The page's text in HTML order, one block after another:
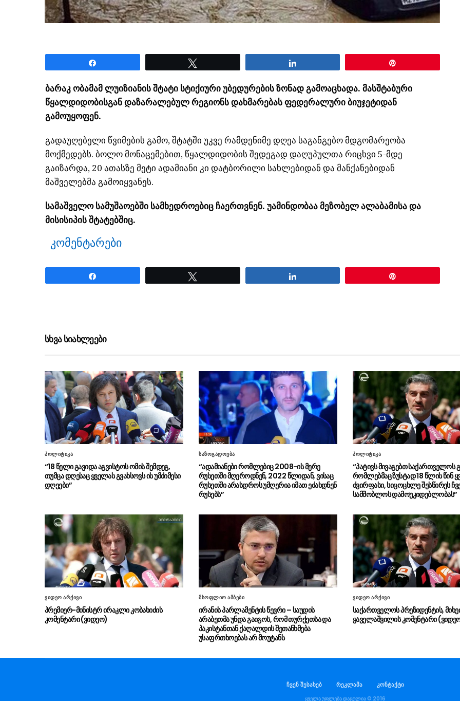
ბარაკ ობამამ ლუიზიანის შტატი სტიქიური უბედურების ზონად გამოაცხადა. მასშტაბური
წყალდიდობისგან დაზარალებულ რეგიონს დახმარებას ფედერალური ბიუჯეტიდან
გამოუყოფენ.
გადაუღებელი წვიმების გამო, შტატში უკვე რამდენიმე დღეა საგანგებო მდგომარეობა
მოქმედებს. ბოლო მონაცემებით, წყალდიდობის შედეგად დაღუპულთა რიცხვი 5-მდე
გაიზარდა, 20 ათასზე მეტი ადამიანი კი დატბორილი სახლებიდან და მანქანებიდან
მაშველებმა გამოიყვანეს.
სამაშველო სამუშაოებში სამხედროებიც ჩაერთვნენ. უამინდობაა მეზობელ ალაბამისა და
მისისიპის შტატებშიც.
კომენტარები
სხვა სიახლეები
პოლიტიკა
“18 წელი გავიდა აგვისტოს ომის შემდეგ,
თუმცა დღესაც ყველას გვახსოვს ის უმძიმესი
დღეები”
საზოგადოება
“ადამიანები რომლებიც 2008-ის მერე
რუსეთში მღეროდნენ, 2022 წლიდან, ვისაც
რუსეთში არასდროს უმღერია იმათ ეძახდნენ
რუსებს”
პოლიტიკა
“პატივს მივაგებთ საქართველოს
რომლებმაც ზუსტად 18 წლის წინ
ძვირფასი, სიცოცხლე შესწირეს
სამშობლოს დამოუკიდებლობას”
ვიდეო არქივი
პრემიერ-მინისტრ ირაკლი კობახიძის
კომენტარი (ვიდეო)
მსოფლიო ამბები
ირანის პარლამენტის წევრი – საუდის
არაბეთმა უნდა გაიგოს, რომ თურქეთსა და
პაკისტანთან ქაღალდის შეთანხმება
უსაფრთხოებას არ მოუტანს
ვიდეო არქივი
საქართველოს პრეზიდენტის,
ყაველაშვილის კომენტარი
ჩვენ შესახებ რეკლამა კონტაქტი
ყველა უფლება დაცულია © 2016